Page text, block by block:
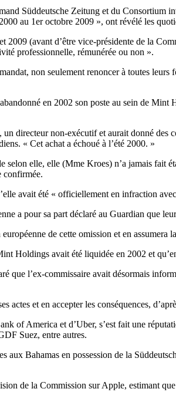
Süddeutsche Zeitung et du
au 1er octobre 2009 », ont révélé les
2009 (avant d’être vice-présidente de la
professionnelle, rémunérée ou non ».
non seulement renoncer à toutes
en 2002 son poste au sein de
un directeur non-exécutif et aurait donné
« Cet achat a échoué à l’été 2000. »
selon elle, elle (Mme Kroes) n’a jamais
confirmée.
avait été « officiellement en infraction
a pour sa part déclaré au Guardian que
de cette omission et en
Holdings avait été liquidée en 2002 et
que l’ex-commissaire avait désormais
actes et en accepter les conséquences,
of America et d’Uber, s’est fait une
Suez, entre autres.
aux Bahamas en possession de la
de la Commission sur Apple, estimant